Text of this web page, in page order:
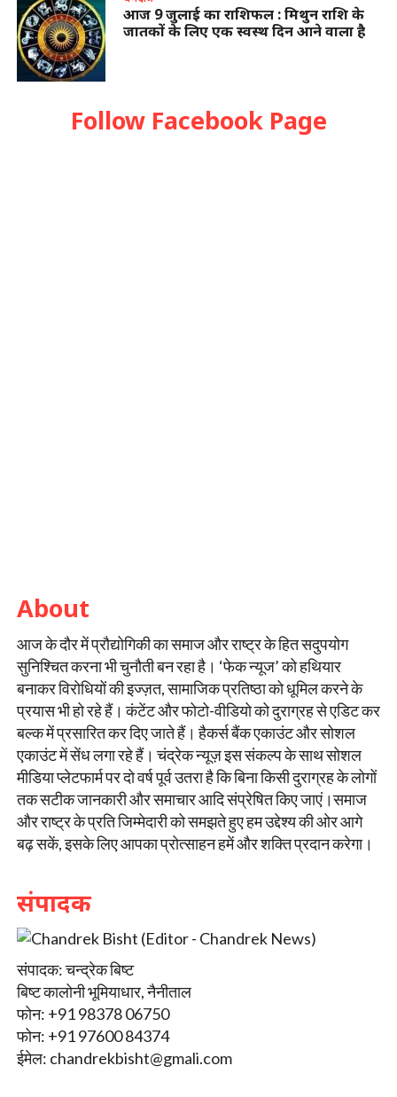
आज 9 जुलाई का राशिफल : मिथुन राशि के
जातकों के लिए एक स्वस्थ दिन आने वाला है
Follow Facebook Page
About
आज के दौर में प्रौद्योगिकी का समाज और राष्ट्र के हित सदुपयोग
सुनिश्चित करना भी चुनौती बन रहा है। ‘फेक न्यूज’ को हथियार
बनाकर विरोधियों की इज्ज़त, सामाजिक प्रतिष्ठा को धूमिल करने के
प्रयास भी हो रहे हैं। कंटेंट और फोटो-वीडियो को दुराग्रह से एडिट कर
बल्क में प्रसारित कर दिए जाते हैं। हैकर्स बैंक एकाउंट और सोशल
एकाउंट में सेंध लगा रहे हैं। चंद्रेक न्यूज़ इस संकल्प के साथ सोशल
मीडिया प्लेटफार्म पर दो वर्ष पूर्व उतरा है कि बिना किसी दुराग्रह के लोगों
तक सटीक जानकारी और समाचार आदि संप्रेषित किए जाएं।समाज
और राष्ट्र के प्रति जिम्मेदारी को समझते हुए हम उद्देश्य की ओर आगे
बढ़ सकें, इसके लिए आपका प्रोत्साहन हमें और शक्ति प्रदान करेगा।
संपादक
संपादक: चन्द्रेक बिष्ट
बिष्ट कालोनी भूमियाधार, नैनीताल
फोन: +91 98378 06750
फोन: +91 97600 84374
ईमेल: chandrekbisht@gmali.com